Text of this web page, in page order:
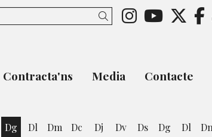
Link a
Link
Cercar
Contracta'ns Media Contacte
Dg
Dl
Dm
Dc
Dj
Dv
Ds
Dg
Dl